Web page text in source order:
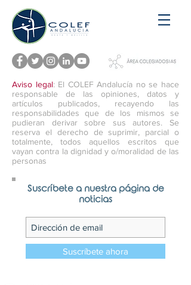
Aviso legal: El COLEF Andalucía no se hace
responsable de las opiniones, datos y
artículos publicados, recayendo las
responsabilidades que de los mismos se
pudieran derivar sobre sus autores. Se
reserva el derecho de suprimir, parcial o
totalmente, todos aquellos escritos que
vayan contra la dignidad y o/moralidad de las
personas
Suscríbete a nuestra página de
noticias
Suscríbete ahora